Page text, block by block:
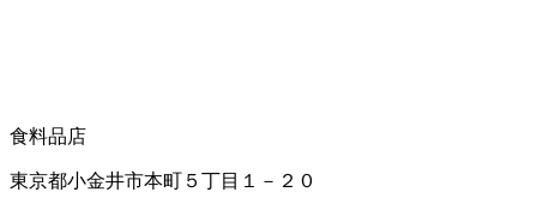
食料品店
東京都小金井市本町５丁目１－２０